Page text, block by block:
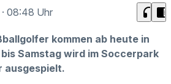
· 08:48 Uhr headphones chrome_reader_mode
kommen ab heute in
bis Samstag wird im Soccerpark
ausgespielt.